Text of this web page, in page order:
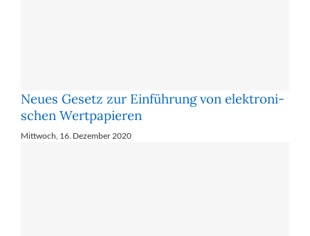
Neues Ge­setz zur Ein­füh­rung von elek­tro­ni­
schen Wert­pa­pie­ren
Mittwoch, 16. Dezember 2020